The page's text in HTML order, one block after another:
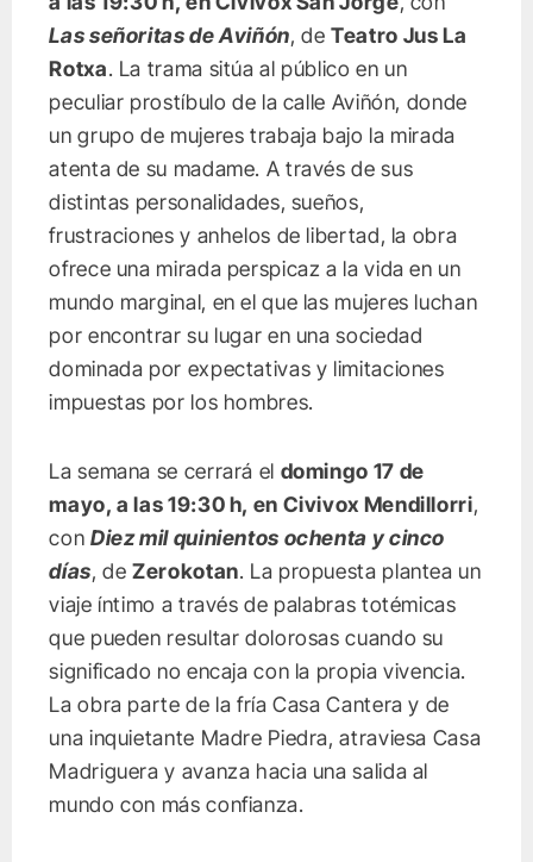
Las señoritas de Aviñón, deTeatro Jus La
Rotxa. La trama sitúa al público en un
peculiar prostíbulo de la calle Aviñón, donde
un grupo de mujeres trabaja bajo la mirada
atenta de su madame. A través de sus
distintas personalidades, sueños,
frustraciones y anhelos de libertad, la obra
ofrece una mirada perspicaz a la vida en un
mundo marginal, en el que las mujeres luchan
por encontrar su lugar en una sociedad
dominada por expectativas y limitaciones
impuestas por los hombres.
La semana se cerrará el domingo 17 de
mayo, a las 19:30 h, en Civivox Mendillorri,
con Diez mil quinientos ochenta y cinco
días, deZerokotan. La propuesta plantea un
viaje íntimo a través de palabras totémicas
que pueden resultar dolorosas cuando su
significado no encaja con la propia vivencia.
La obra parte de la fría Casa Cantera y de
una inquietante Madre Piedra, atraviesa Casa
Madriguera y avanza hacia una salida al
mundo con más confianza.